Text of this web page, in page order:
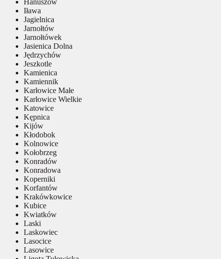
Iława
Jagielnica
Jarnołtów
Jarnołtówek
Jasienica Dolna
Jędrzychów
Jeszkotle
Kamienica
Kamiennik
Karłowice Małe
Karłowice Wielkie
Katowice
Kępnica
Kijów
Kłodobok
Kolnowice
Kołobrzeg
Konradów
Konradowa
Koperniki
Korfantów
Krakówkowice
Kubice
Kwiatków
Laski
Laskowiec
Lasocice
Lasowice